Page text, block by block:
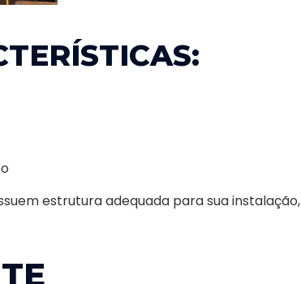
estrutura adequada para sua instalação,